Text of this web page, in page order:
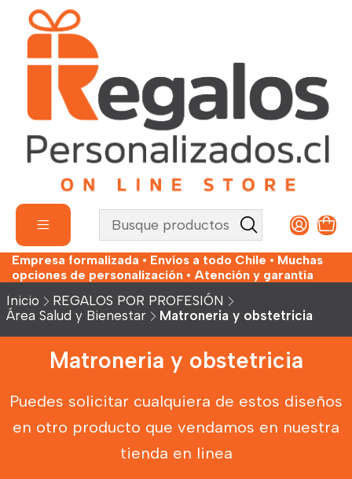
Empresa formalizada • Envíos a todo Chile • Muchas
opciones de personalización • Atención y garantía
Inicio
REGALOS POR PROFESIÓN
Área Salud y Bienestar
Matroneria y obstetricia
Matroneria y obstetricia
Puedes solicitar cualquiera de estos diseños
en otro producto que vendamos en nuestra
tienda en linea